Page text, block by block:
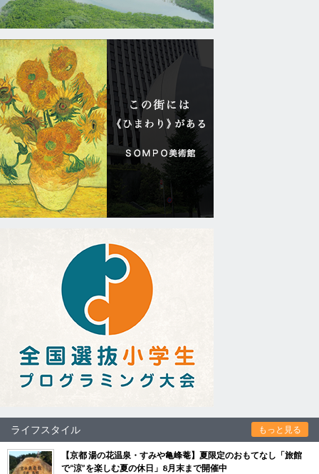
ライフスタイル もっと見る
【京都 湯の花温泉・すみや亀峰菴】夏限定のおもてなし「旅館
で“涼”を楽しむ夏の休日」8月末まで開催中